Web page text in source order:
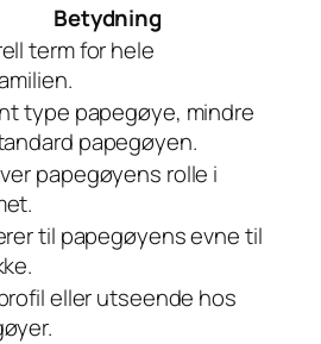
Betydning
term for hele
type papegøye, mindre
papegøyen.
papegøyens rolle i
til papegøyens evne til
eller utseende hos